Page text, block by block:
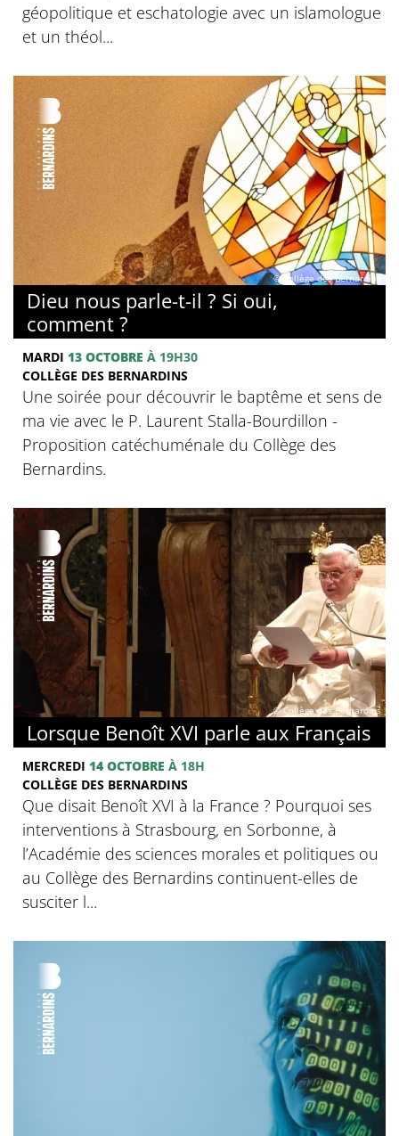
géopolitique et eschatologie avec un islamologue
et un théol...
© Collège des Bernardins
Dieu nous parle-t-il ? Si oui,
comment ?
MARDI 13 OCTOBRE À 19H30
COLLÈGE DES BERNARDINS
Une soirée pour découvrir le baptême et sens de
ma vie avec le P. Laurent Stalla-Bourdillon -
Proposition catéchuménale du Collège des
Bernardins.
© Collège des Bernardins
Lorsque Benoît XVI parle aux Français
MERCREDI 14 OCTOBRE À 18H
COLLÈGE DES BERNARDINS
Que disait Benoît XVI à la France ? Pourquoi ses
interventions à Strasbourg, en Sorbonne, à
l’Académie des sciences morales et politiques ou
au Collège des Bernardins continuent-elles de
susciter l...